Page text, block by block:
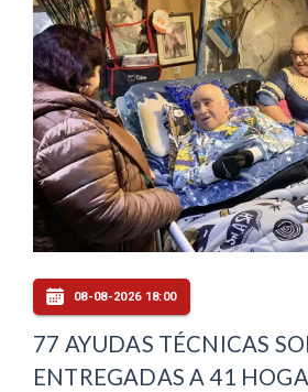
08-08-2026 18:00
77 AYUDAS TÉCNICAS
ENTREGADAS A 41